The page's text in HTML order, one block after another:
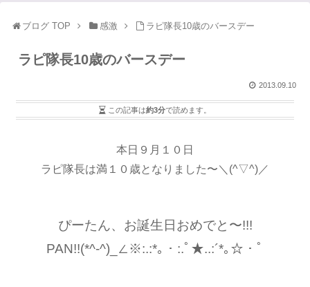
ブログ TOP 感激 ラピ隊長10歳のバースデー
ラピ隊長10歳のバースデー
2013.09.10
この記事は約3分で読めます。
本日９月１０日
ラピ隊長は満１０歳となりました〜＼(^▽^)／
ぴーたん、お誕生日おめでと〜!!!
PAN!!(*^-^)_∠※:.:*｡・:.ﾟ★..:´*｡☆・ﾟ